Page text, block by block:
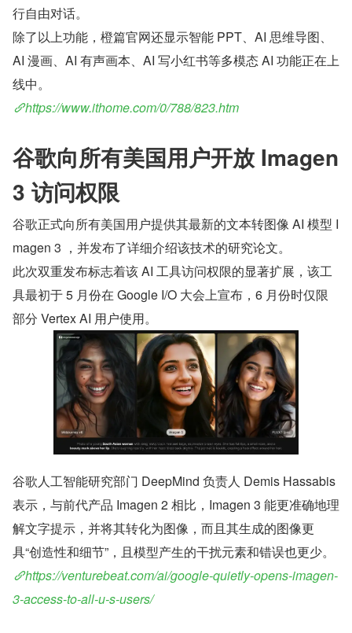
行自由对话。
除了以上功能，橙篇官网还显示智能 PPT、AI 思维导图、
AI 漫画、AI 有声画本、AI 写小红书等多模态 AI 功能正在上
线中。
https://www.ithome.com/0/788/823.htm
谷歌向所有美国用户开放 Imagen
3 访问权限
谷歌正式向所有美国用户提供其最新的文本转图像 AI 模型 I
magen 3 ，并发布了详细介绍该技术的研究论文。
此次双重发布标志着该 AI 工具访问权限的显著扩展，该工
具最初于 5 月份在 Google I/O 大会上宣布，6 月份时仅限
部分 Vertex AI 用户使用。
谷歌人工智能研究部门 DeepMind 负责人 Demis Hassabis
表示，与前代产品 Imagen 2 相比，Imagen 3 能更准确地理
解文字提示，并将其转化为图像，而且其生成的图像更
具“创造性和细节”，且模型产生的干扰元素和错误也更少。
https://venturebeat.com/ai/google-quietly-opens-imagen-
3-access-to-all-u-s-users/